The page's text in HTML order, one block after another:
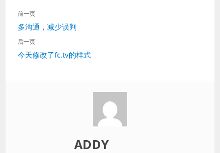
的，文
章
导
航
前一页
上
一
多沟通，减少误判
后一页
下
今天修改了fc.tv的样式
ADDY